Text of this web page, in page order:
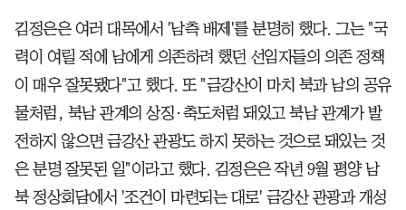
김정은은 여러 대목에서 '남측 배제'를 분명히 했다. 그는 "국
력이 여릴 적에 남에게 의존하려 했던 선임자들의 의존 정책
이 매우 잘못됐다"고 했다. 또 "금강산이 마치 북과 남의 공유
물처럼, 북남 관계의 상징·축도처럼 돼있고 북남 관계가 발
전하지 않으면 금강산 관광도 하지 못하는 것으로 돼있는 것
은 분명 잘못된 일"이라고 했다. 김정은은 작년 9월 평양 남
북 정상회담에서 '조건이 마련되는 대로' 금강산 관광과 개성